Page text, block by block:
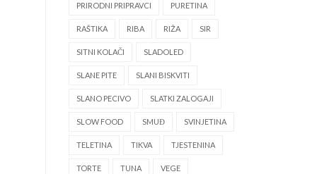
PRIRODNI PRIPRAVCI PURETINA
RAŠTIKA RIBA RIŽA SIR
SITNI KOLAČI SLADOLED
SLANE PITE SLANI BISKVITI
SLANO PECIVO SLATKI ZALOGAJI
SLOW FOOD SMUĐ SVINJETINA
TELETINA TIKVA TJESTENINA
TORTE TUNA VEGE